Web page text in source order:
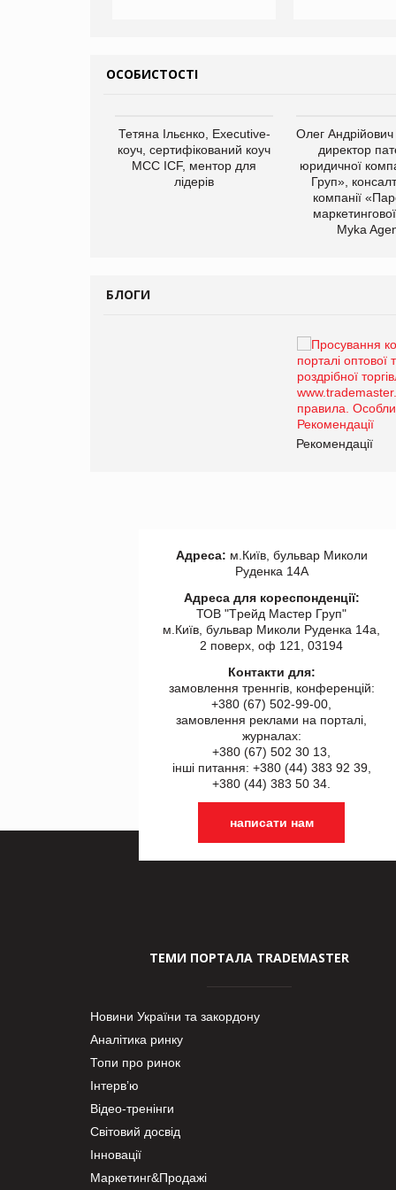
ОСОБИСТОСТІ
Тетяна Ільєнко, Executive-
коуч, сертифікований коуч
МСС ICF, ментор для
лідерів
Олег
директор
юридичної
Груп»,
компанії
маркетингової
Myka
БЛОГИ
Рекомендації
Адреса: м.Київ, бульвар Миколи
Руденка 14А
Адреса для кореспонденції:
ТОВ "Tрейд Мастер Груп"
м.Київ, бульвар Миколи Руденка 14а,
2 поверх, оф 121, 03194
Контакти для:
замовлення треннгів, конференцій:
+380 (67) 502-99-00,
замовлення реклами на порталі,
журналах:
+380 (67) 502 30 13,
інші питання: +380 (44) 383 92 39,
+380 (44) 383 50 34.
написати нам
ТЕМИ ПОРТАЛА TRADEMASTER
Новини України та закордону
Аналітика ринку
Топи про ринок
Інтерв’ю
Відео-тренінги
Світовий досвід
Інновації
Маркетинг&Продажі